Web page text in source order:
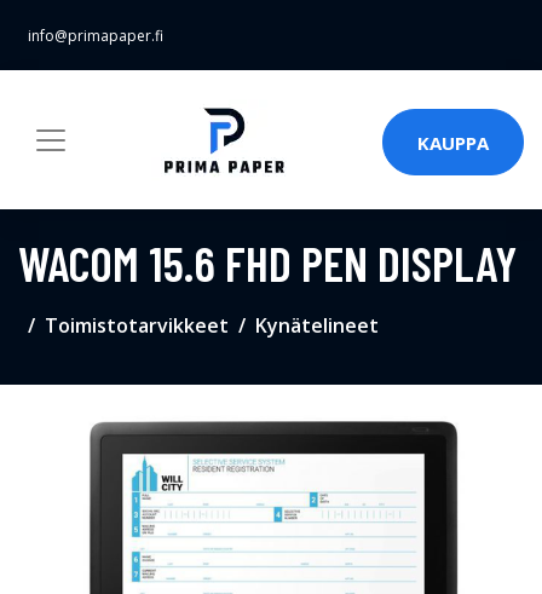
info@primapaper.fi
KAUPPA
WACOM 15.6 FHD PEN DISPLAY
Toimistotarvikkeet Kynätelineet